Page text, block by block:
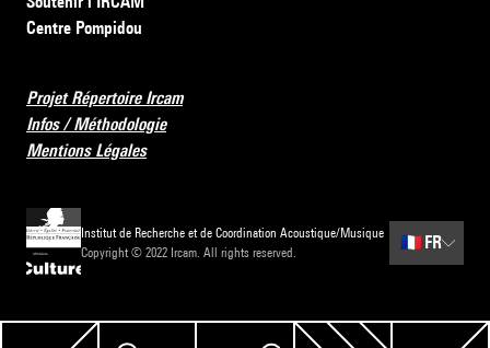
Centre Pompidou
Projet Répertoire Ircam
Infos / Méthodologie
Mentions Légales
Institut de Recherche et de Coordination Acoustique/Musique
Copyright © 2022 Ircam. All rights reserved.
🇫🇷 FR